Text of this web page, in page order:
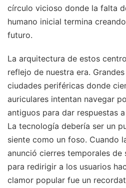
círculo vicioso donde la falta
humano inicial termina
futuro.
La arquitectura de estos
reflejo de nuestra era.
ciudades periféricas donde
auriculares intentan navegar
antiguos para dar respuestas
La tecnología debería ser un
siente como un foso. Cuando
anunció cierres temporales de
para redirigir a los usuarios
clamor popular fue un